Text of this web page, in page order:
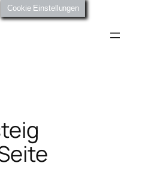
Cookie Einstellungen